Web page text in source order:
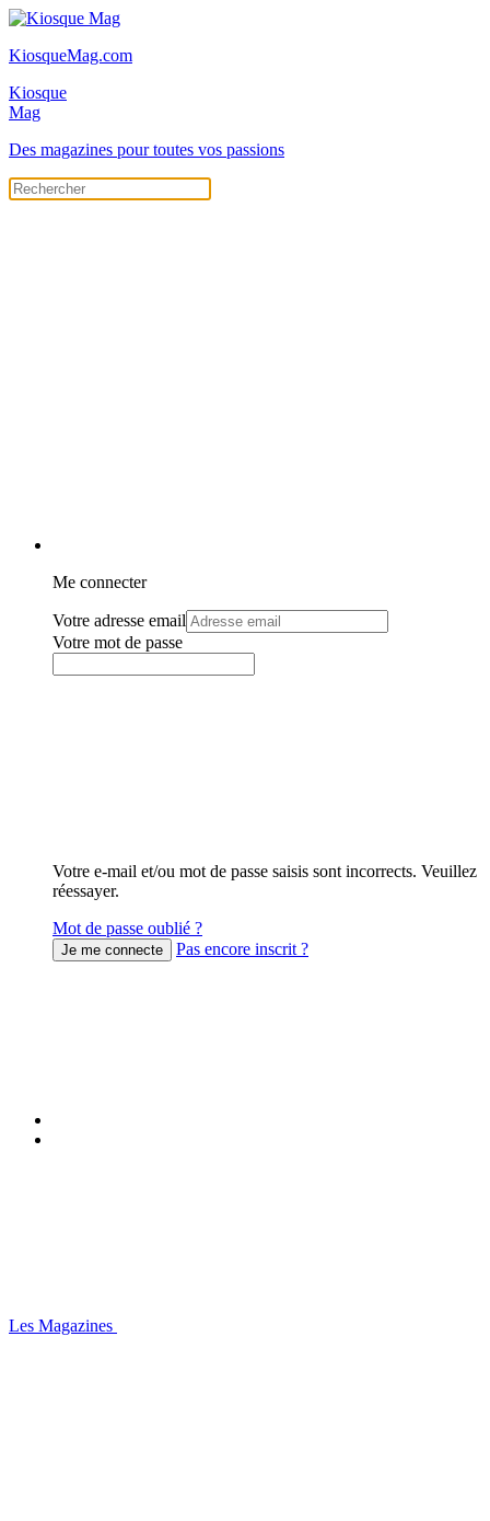
KiosqueMag.com
Kiosque
Mag
Des magazines pour toutes vos passions
Me connecter
Votre adresse email
Votre mot de passe
Votre e-mail et/ou mot de passe saisis sont incorrects. Veuillez
réessayer.
Mot de passe oublié ?
Pas encore inscrit ?
Les Magazines